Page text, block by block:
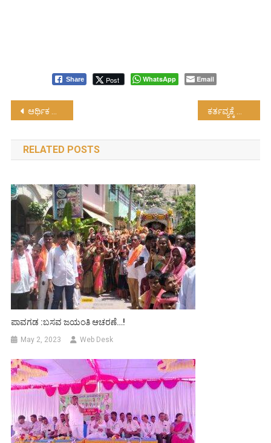
Share Post WhatsApp Email
Post
navigation
ಆರ್ಥಿಕ ಮುನ್ನಡೆ ಸಾಧಿಸಲು ಈ ಬಜೆಟ್ ಪೂರಕ….!
RELATED POSTS
ಪಾವಗಡ :ಬಸವ ಜಯಂತಿ ಆಚರಣೆ…!
May 2, 2023 Web Desk